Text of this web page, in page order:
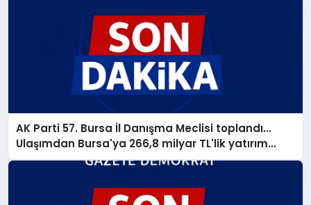
AK Parti 57. Bursa İl Danışma Meclisi toplandı…
Ulaşımdan Bursa'ya 266,8 milyar TL'lik yatırım
müjdesi